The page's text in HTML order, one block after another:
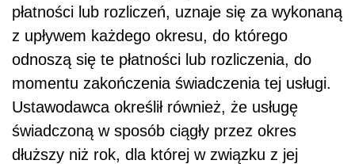
płatności lub rozliczeń, uznaje się za wykonaną
z upływem każdego okresu, do którego
odnoszą się te płatności lub rozliczenia, do
momentu zakończenia świadczenia tej usługi.
Ustawodawca określił również, że usługę
świadczoną w sposób ciągły przez okres
dłuższy niż rok, dla której w związku z jej